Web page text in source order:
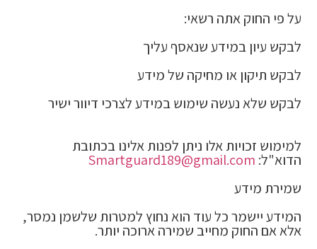
על פי החוק אתה רשאי:
לבקש עיון במידע שנאסף עליך
לבקש תיקון או מחיקה של מידע
לבקש שלא נעשה שימוש במידע לצרכי דיוור ישיר
למימוש זכויות אלו ניתן לפנות אלינו בכתובת
הדוא"ל: Smartguard189@gmail.com
שמירת מידע
המידע יישמר כל עוד הוא נחוץ למטרות שלשמן נמסר,
אלא אם החוק מחייב שמירה ארוכה יותר.